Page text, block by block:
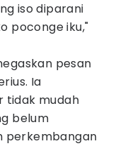
iso diparani
poconge iku,"
pesan
Ia
tidak mudah
belum
perkembangan